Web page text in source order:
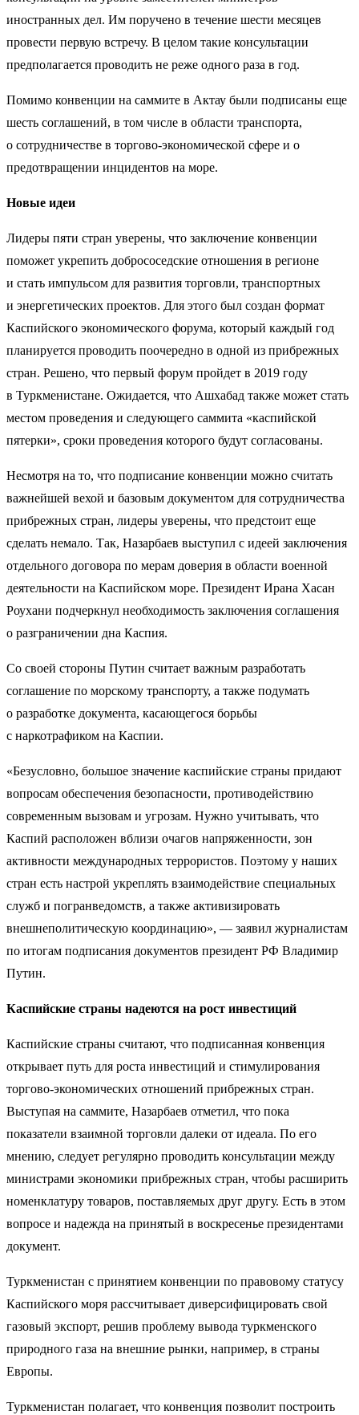
иностранных дел. Им поручено в течение шести месяцев
провести первую встречу. В целом такие консультации
предполагается проводить не реже одного раза в год.
Помимо конвенции на саммите в Актау были подписаны еще
шесть соглашений, в том числе в области транспорта,
о сотрудничестве в торгово-экономической сфере и о
предотвращении инцидентов на море.
Новые идеи
Лидеры пяти стран уверены, что заключение конвенции
поможет укрепить добрососедские отношения в регионе
и стать импульсом для развития торговли, транспортных
и энергетических проектов. Для этого был создан формат
Каспийского экономического форума, который каждый год
планируется проводить поочередно в одной из прибрежных
стран. Решено, что первый форум пройдет в 2019 году
в Туркменистане. Ожидается, что Ашхабад также может стать
местом проведения и следующего саммита «каспийской
пятерки», сроки проведения которого будут согласованы.
Несмотря на то, что подписание конвенции можно считать
важнейшей вехой и базовым документом для сотрудничества
прибрежных стран, лидеры уверены, что предстоит еще
сделать немало. Так, Назарбаев выступил с идеей заключения
отдельного договора по мерам доверия в области военной
деятельности на Каспийском море. Президент Ирана Хасан
Роухани подчеркнул необходимость заключения соглашения
о разграничении дна Каспия.
Со своей стороны Путин считает важным разработать
соглашение по морскому транспорту, а также подумать
о разработке документа, касающегося борьбы
с наркотрафиком на Каспии.
«Безусловно, большое значение каспийские страны придают
вопросам обеспечения безопасности, противодействию
современным вызовам и угрозам. Нужно учитывать, что
Каспий расположен вблизи очагов напряженности, зон
активности международных террористов. Поэтому у наших
стран есть настрой укреплять взаимодействие специальных
служб и погранведомств, а также активизировать
внешнеполитическую координацию», — заявил журналистам
по итогам подписания документов президент РФ Владимир
Путин.
Каспийские страны надеются на рост инвестиций
Каспийские страны считают, что подписанная конвенция
открывает путь для роста инвестиций и стимулирования
торгово-экономических отношений прибрежных стран.
Выступая на саммите, Назарбаев отметил, что пока
показатели взаимной торговли далеки от идеала. По его
мнению, следует регулярно проводить консультации между
министрами экономики прибрежных стран, чтобы расширить
номенклатуру товаров, поставляемых друг другу. Есть в этом
вопросе и надежда на принятый в воскресенье президентами
документ.
Туркменистан с принятием конвенции по правовому статусу
Каспийского моря рассчитывает диверсифицировать свой
газовый экспорт, решив проблему вывода туркменского
природного газа на внешние рынки, например, в страны
Европы.
Туркменистан полагает, что конвенция позволит построить